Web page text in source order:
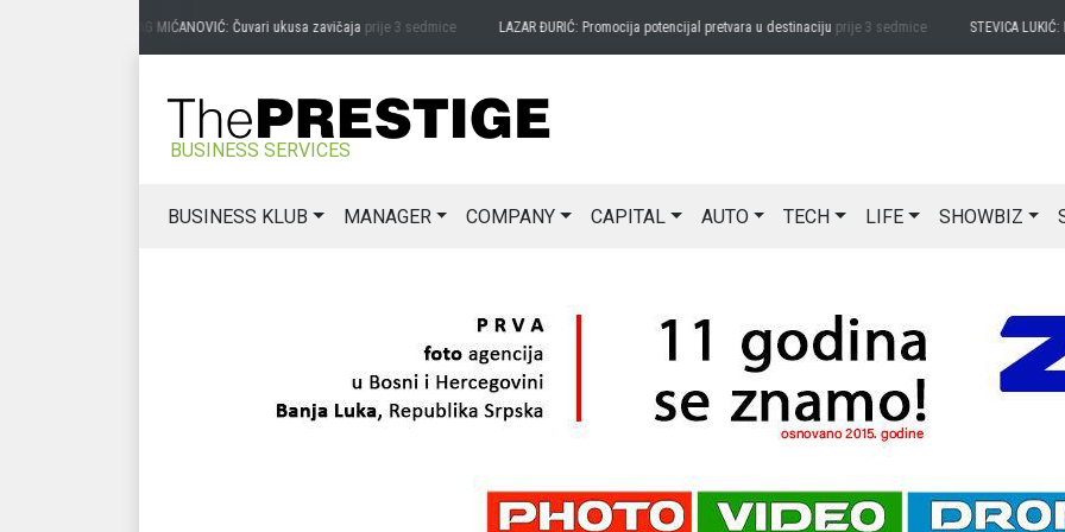
PREDRAG MIĆANOVIĆ: Čuvari ukusa zavičajaprije 3 sedmice LAZAR ĐURIĆ: Promocija potencijal pretvara u destinacijuprije 3 sedmice STEVICA LUKIĆ:
BUSINESS SERVICES
BUSINESS KLUB MANAGER COMPANY CAPITAL AUTO TECH LIFE SHOWBIZ